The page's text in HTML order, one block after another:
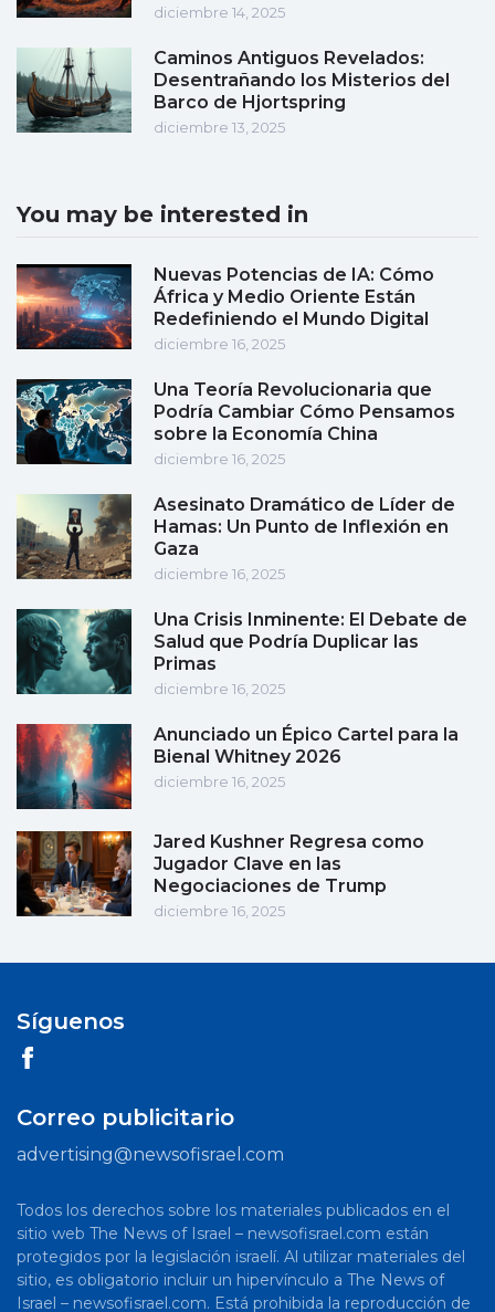
diciembre 14, 2025
Caminos Antiguos Revelados:
Desentrañando los Misterios del
Barco de Hjortspring
diciembre 13, 2025
You may be interested in
Nuevas Potencias de IA: Cómo
África y Medio Oriente Están
Redefiniendo el Mundo Digital
diciembre 16, 2025
Una Teoría Revolucionaria que
Podría Cambiar Cómo Pensamos
sobre la Economía China
diciembre 16, 2025
Asesinato Dramático de Líder de
Hamas: Un Punto de Inflexión en
Gaza
diciembre 16, 2025
Una Crisis Inminente: El Debate de
Salud que Podría Duplicar las
Primas
diciembre 16, 2025
Anunciado un Épico Cartel para la
Bienal Whitney 2026
diciembre 16, 2025
Jared Kushner Regresa como
Jugador Clave en las
Negociaciones de Trump
diciembre 16, 2025
Síguenos
Correo publicitario
advertising@newsofisrael.com
Todos los derechos sobre los materiales publicados en el
sitio web The News of Israel – newsofisrael.com están
protegidos por la legislación israelí. Al utilizar materiales del
sitio, es obligatorio incluir un hipervínculo a The News of
Israel – newsofisrael.com. Está prohibida la reproducción de